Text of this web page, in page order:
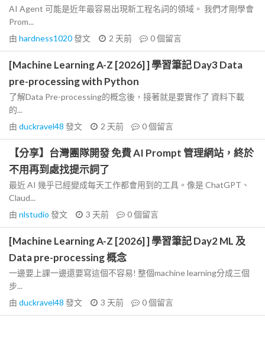
AI Agent 可能是近年最容易出現新工程名詞的領域。 我們才剛學會
Prom...
由 hardness1020發文 2 天前 0個留言
[Machine Learning A-Z [2026] ] 學習筆記 Day3 Data
pre-processing with Python
了解Data Pre-processing的概念後，接著就是要實作了 資料下載
的...
由 duckravel48 發文 2 天前 0個留言
【分享】台灣團隊開發 免費 AI Prompt 管理網站，終於
不用再到處找提示詞了
最近 AI 幾乎已經變成每天工作都會用到的工具。像是 ChatGPT、
Claud...
由 nlstudio 發文 3 天前 0個留言
[Machine Learning A-Z [2026] ] 學習筆記 Day2 ML 及
Data pre-processing 概念
一邊要上課一邊還要寫這個不容易! 整個machine learning分成三個
步...
由 duckravel48 發文 3 天前 0個留言